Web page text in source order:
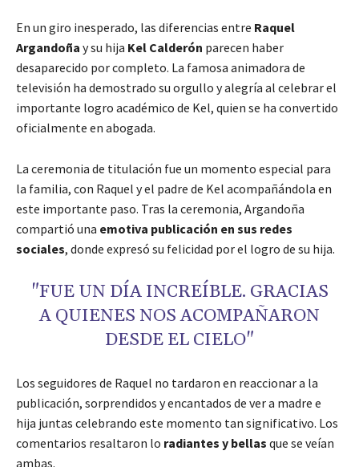
En un giro inesperado, las diferencias entre Raquel
Argandoña y su hija Kel Calderón parecen haber
desaparecido por completo. La famosa animadora de
televisión ha demostrado su orgullo y alegría al celebrar el
importante logro académico de Kel, quien se ha convertido
oficialmente en abogada.
La ceremonia de titulación fue un momento especial para
la familia, con Raquel y el padre de Kel acompañándola en
este importante paso. Tras la ceremonia, Argandoña
compartió una emotiva publicación en sus redes
sociales, donde expresó su felicidad por el logro de su hija.
"FUE UN DÍA INCREÍBLE. GRACIAS
A QUIENES NOS ACOMPAÑARON
DESDE EL CIELO"
Los seguidores de Raquel no tardaron en reaccionar a la
publicación, sorprendidos y encantados de ver a madre e
hija juntas celebrando este momento tan significativo. Los
comentarios resaltaron lo radiantes y bellas que se veían
ambas.